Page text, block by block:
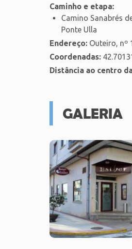
Caminho e etapa:
Camino Sanabrés
Ponte Ulla
Endereço: Outeiro, nº
Coordenadas:
Distância ao centro
GALERIA